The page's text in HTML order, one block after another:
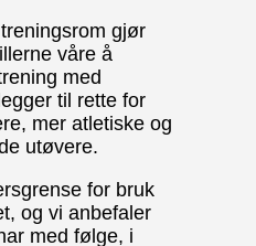
gjør
våre å
med
til rette for
mer atletiske og
utøvere.
for bruk
og vi anbefaler
med følge, i